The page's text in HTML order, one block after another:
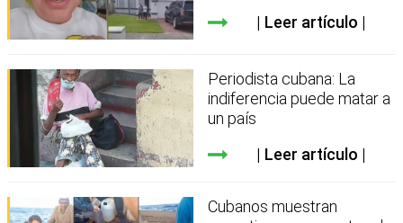
Leer artículo
Periodista cubana: La
indiferencia puede matar a
un país
Leer artículo
Cubanos muestran